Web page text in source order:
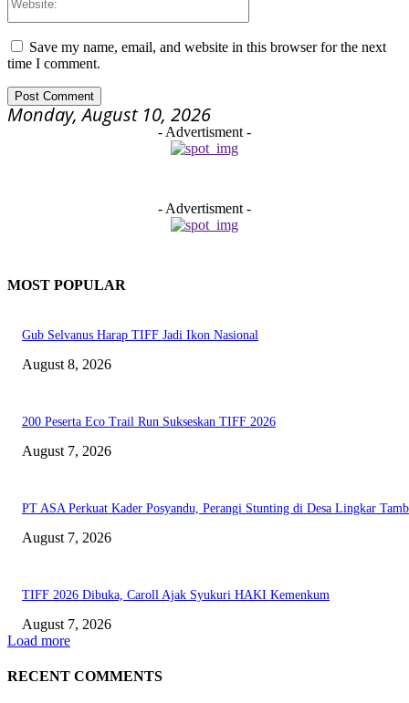
Save my name, email, and website in this browser for the next
time I comment.
Monday, August 10, 2026
- Advertisment -
- Advertisment -
MOST POPULAR
Gub Selvanus Harap TIFF Jadi Ikon Nasional
August 8, 2026
200 Peserta Eco Trail Run Sukseskan TIFF 2026
August 7, 2026
PT ASA Perkuat Kader Posyandu, Perangi Stunting di Desa Lingkar
August 7, 2026
TIFF 2026 Dibuka, Caroll Ajak Syukuri HAKI Kemenkum
August 7, 2026
Load more
RECENT COMMENTS